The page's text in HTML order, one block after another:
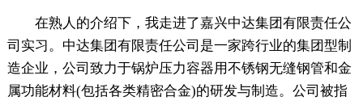
在熟人的介绍下，我走进了嘉兴中达集团有限责任公
司实习。中达集团有限责任公司是一家跨行业的集团型制
造企业，公司致力于锅炉压力容器用不锈钢无缝钢管和金
属功能材料(包括各类精密合金)的研发与制造。公司被指